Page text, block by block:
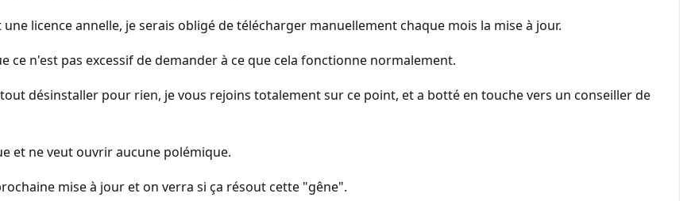
licence annelle, je serais obligé de télécharger manuellement chaque mois la mise à jour.
ce n'est pas excessif de demander à ce que cela fonctionne normalement.
désinstaller pour rien, je vous rejoins totalement sur ce point, et a botté en touche vers un conseiller de
et ne veut ouvrir aucune polémique.
mise à jour et on verra si ça résout cette "gêne".